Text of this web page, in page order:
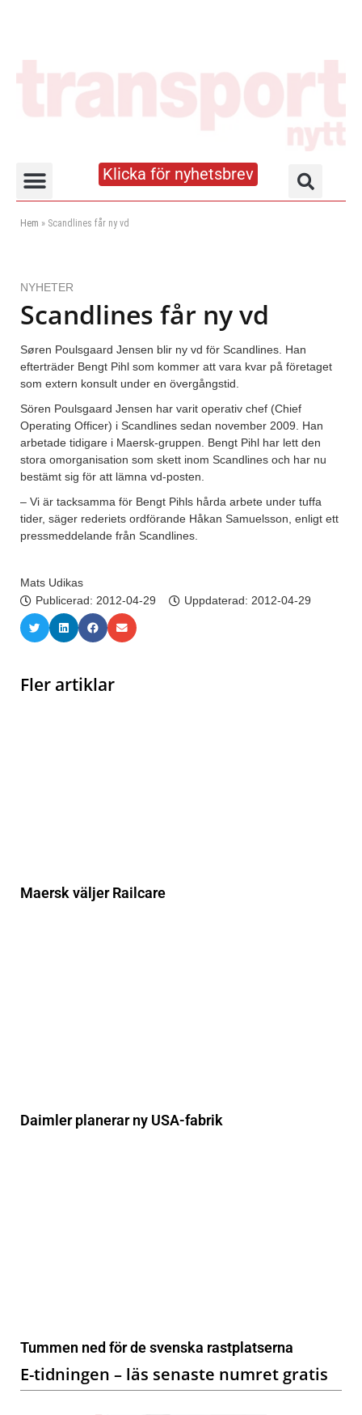
Klicka för nyhetsbrev
Hem » Scandlines får ny vd
NYHETER
Scandlines får ny vd
Søren Poulsgaard Jensen blir ny vd för Scandlines. Han
efterträder Bengt Pihl som kommer att vara kvar på företaget
som extern konsult under en övergångstid.
Sören Poulsgaard Jensen har varit operativ chef (Chief
Operating Officer) i Scandlines sedan november 2009. Han
arbetade tidigare i Maersk-gruppen. Bengt Pihl har lett den
stora omorganisation som skett inom Scandlines och har nu
bestämt sig för att lämna vd-posten.
– Vi är tacksamma för Bengt Pihls hårda arbete under tuffa
tider, säger rederiets ordförande Håkan Samuelsson, enligt ett
pressmeddelande från Scandlines.
Mats Udikas
Publicerad: 2012-04-29 Uppdaterad: 2012-04-29
Fler artiklar
Maersk väljer Railcare
Daimler planerar ny USA-fabrik
Tummen ned för de svenska rastplatserna
E-tidningen – läs senaste numret gratis